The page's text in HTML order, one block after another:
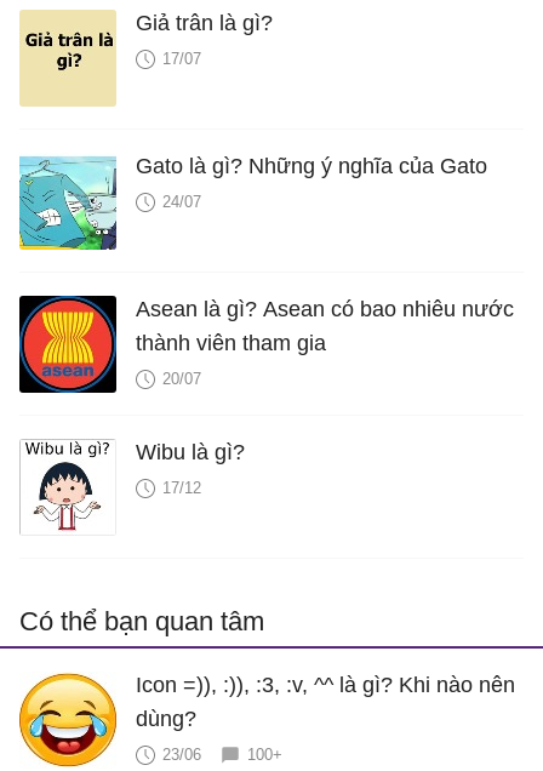
Giả trân là gì?
17/07
Gato là gì? Những ý nghĩa của Gato
24/07
Asean là gì? Asean có bao nhiêu nước
thành viên tham gia
20/07
Wibu là gì?
17/12
Có thể bạn quan tâm
Icon =)), :)), :3, :v, ^^ là gì? Khi nào nên
dùng?
23/06 100+